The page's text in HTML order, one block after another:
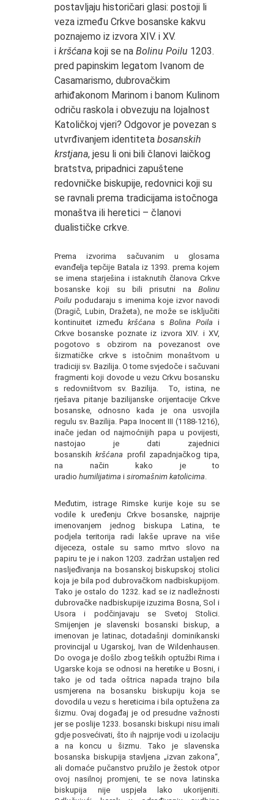
postavljaju historičari glasi: postoji li
veza između Crkve bosanske kakvu
poznajemo iz izvora XIV. i XV.
i kršćana koji se na Bolinu Poilu 1203.
pred papinskim legatom Ivanom de
Casamarismo, dubrovačkim
arhiđakonom Marinom i banom Kulinom
odriču raskola i obvezuju na lojalnost
Katoličkoj vjeri? Odgovor je povezan s
utvrđivanjem identiteta bosanskih
krstjana, jesu li oni bili članovi laičkog
bratstva, pripadnici zapuštene
redovničke biskupije, redovnici koji su
se ravnali prema tradicijama istočnoga
monaštva ili heretici – članovi
dualističke crkve.
Prema izvorima sačuvanim u glosama
evanđelja tepčije Batala iz 1393. prema kojem
se imena starješina i istaknutih članova Crkve
bosanske koji su bili prisutni na Bolinu
Poilu podudaraju s imenima koje izvor navodi
(Dragič, Lubin, Dražeta), ne može se isključiti
kontinuitet između kršćana s Bolina Poila i
Crkve bosanske poznate iz izvora XIV. i XV,
pogotovo s obzirom na povezanost ove
šizmatičke crkve s istočnim monaštvom u
tradiciji sv. Bazilija. O tome svjedoče i sačuvani
fragmenti koji dovode u vezu Crkvu bosansku
s redovništvom sv. Bazilija. To, istina, ne
rješava pitanje bazilijanske orijentacije Crkve
bosanske, odnosno kada je ona usvojila
regulu sv. Bazilija. Papa Inocent III (1188-1216),
inače jedan od najmoćnijih papa u povijesti,
nastojao je dati zajednici
bosanskihkršćana profil zapadnjačkog tipa,
na način kako je to
uradio humilijatima i siromašnim katolicima
Međutim, istrage Rimske kurije koje su se
vodile k uređenju Crkve bosanske, najprije
imenovanjem jednog biskupa Latina, te
podjela teritorija radi lakše uprave na više
dijeceza, ostale su samo mrtvo slovo na
papiru te je i nakon 1203. zadržan ustaljen red
nasljeđivanja na bosanskoj biskupskoj stolici
koja je bila pod dubrovačkom nadbiskupijom.
Tako je ostalo do 1232. kad se iz nadležnosti
dubrovačke nadbiskupije izuzima Bosna, Sol i
Usora i podčinjavaju se Svetoj Stolici.
Smijenjen je slavenski bosanski biskup, a
imenovan je latinac, dotadašnji dominikanski
provincijal u Ugarskoj, Ivan de Wildenhausen.
Do ovoga je došlo zbog teških optužbi Rima i
Ugarske koja se odnosi na heretike u Bosni, i
tako je od tada oštrica napada trajno bila
usmjerena na bosansku biskupiju koja se
dovodila u vezu s hereticima i bila optužena za
šizmu. Ovaj događaj je od presudne važnosti
jer se poslije 1233. bosanski biskupi nisu imali
gdje posvećivati, što ih najprije vodi u izolaciju
a na koncu u šizmu. Tako je slavenska
bosanska biskupija stavljena „izvan zakona“,
ali domaće pučanstvo pružilo je žestok otpor
ovoj nasilnoj promjeni, te se nova latinska
biskupija nije uspjela lako ukorijeniti.